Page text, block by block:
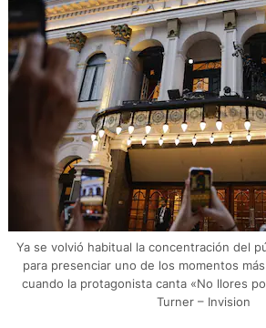
Ya se volvió habitual la concentración del
para presenciar uno de los momentos
cuando la protagonista canta «No llores
Turner – Invision